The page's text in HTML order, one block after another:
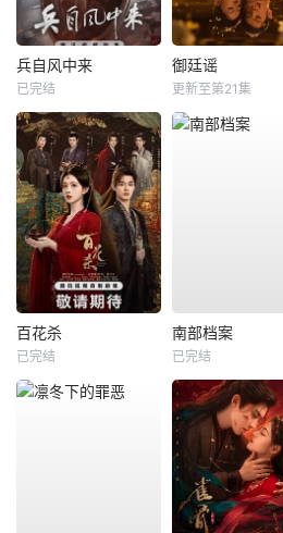
兵自风中来
已完结
御廷谣
更新至第21集
百花杀
已完结
南部档案
已完结